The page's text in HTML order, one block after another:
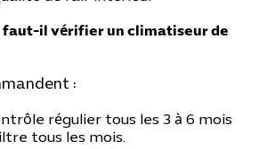
faut-il vérifier un climatiseur de
:
régulier tous les 3 à 6 mois
tous les mois.